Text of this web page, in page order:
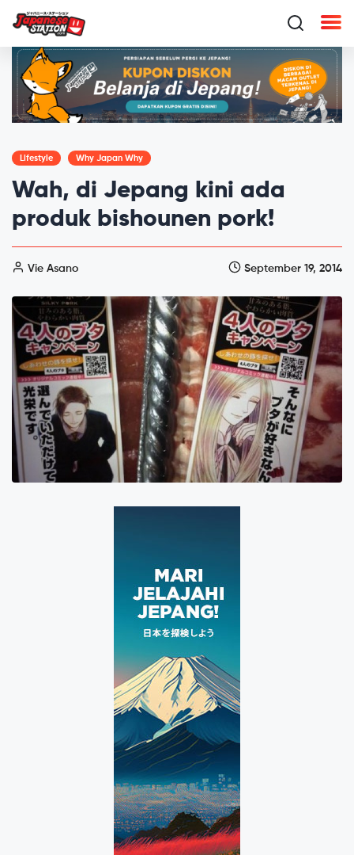
Lifestyle Why Japan Why
Wah, di Jepang kini ada
produk bishounen pork!
Vie Asano September 19, 2014